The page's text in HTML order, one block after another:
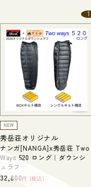
1
NEW
秀岳荘オリジナル
ナンガ[NANGA]x秀岳荘 Two
Ways 520 ロング｜ダウンシ
ュラフ
32,800 税込